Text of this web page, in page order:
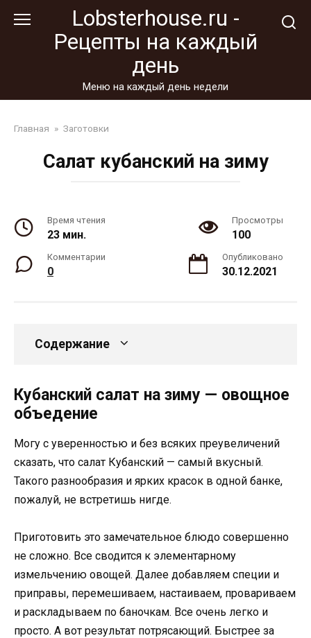
Lobsterhouse.ru -
Рецепты на каждый
день
Меню на каждый день недели
Главная » Заготовки
Салат кубанский на зиму
Время чтения
23 мин.
Просмотры
100
Комментарии
0
Опубликовано
30.12.2021
Содержание
Кубанский салат на зиму — овощное
объедение
Могу с уверенностью и без всяких преувеличений
сказать, что салат Кубанский — самый вкусный.
Такого разнообразия и ярких красок в одной банке,
пожалуй, не встретишь нигде.
Приготовить это замечательное блюдо совершенно
не сложно. Все сводится к элементарному
измельчению овощей. Далее добавляем специи и
приправы, перемешиваем, настаиваем, провариваем
и раскладываем по баночкам. Все очень легко и
просто. А вот результат потрясающий. Быстрее за